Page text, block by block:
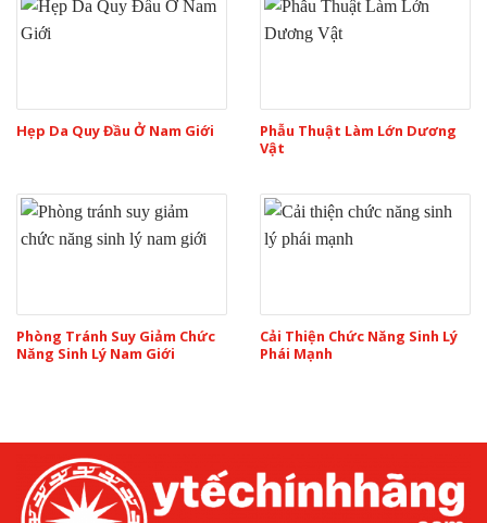
Hẹp Da Quy Đầu Ở Nam Giới
Phẫu Thuật Làm Lớn Dương
Vật
Phòng Tránh Suy Giảm Chức
Năng Sinh Lý Nam Giới
Cải Thiện Chức Năng Sinh Lý
Phái Mạnh